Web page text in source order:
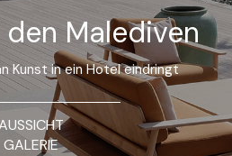
Malediven
Kunst in ein Hotel eindringt
GALERIE